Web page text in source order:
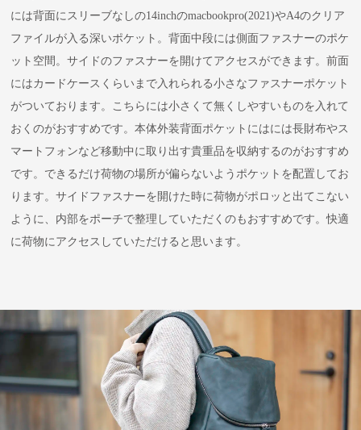
には背面にスリーブなしの14inchのmacbookpro(2021)やA4のクリア
ファイルが入る深いポケット。背面中段には側面ファスナーのポケ
ット空間。サイドのファスナーを開けてアクセスができます。前面
にはカードケースくらいまで入れられる小さなファスナーポケット
がついております。こちらには小さくて無くしやすいものを入れて
おくのがおすすめです。本体外装背面ポケットにはには長財布やス
マートフォンなど移動中に取り出す貴重品を収納するのがおすすめ
です。できるだけ荷物の場所が偏らないようポケットを配置してお
ります。サイドファスナーを開けた時に荷物がポロッと出てこない
ように、内部をポーチで整理していただくのもおすすめです。快適
に荷物にアクセスしていただけると思います。